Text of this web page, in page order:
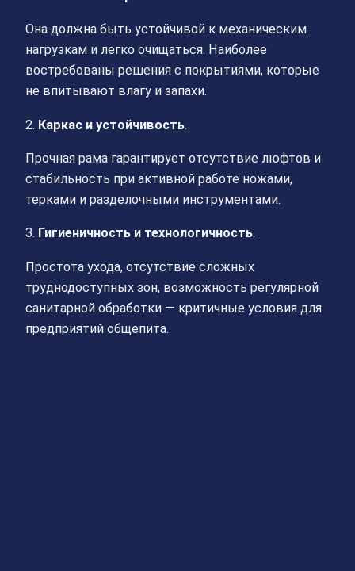
Она должна быть устойчивой к механическим
нагрузкам и легко очищаться. Наиболее
востребованы решения с покрытиями, которые
не впитывают влагу и запахи.
2. Каркас и устойчивость.
Прочная рама гарантирует отсутствие люфтов и
стабильность при активной работе ножами,
терками и разделочными инструментами.
3. Гигиеничность и технологичность.
Простота ухода, отсутствие сложных
труднодоступных зон, возможность регулярной
санитарной обработки — критичные условия для
предприятий общепита.